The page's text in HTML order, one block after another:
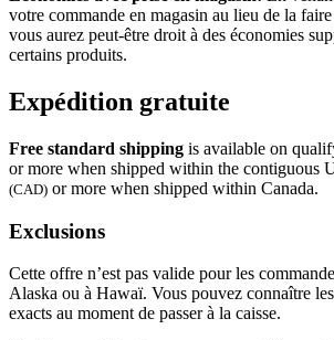
votre commande en magasin au lieu de la
vous aurez peut-être droit à des économies
certains produits.
Expédition gratuite
Free standard shipping is available on
or more when shipped within the contiguous
(CAD) or more when shipped within Canada.
Exclusions
Cette offre n’est pas valide pour les
Alaska ou à Hawaï. Vous pouvez connaître
exacts au moment de passer à la caisse.